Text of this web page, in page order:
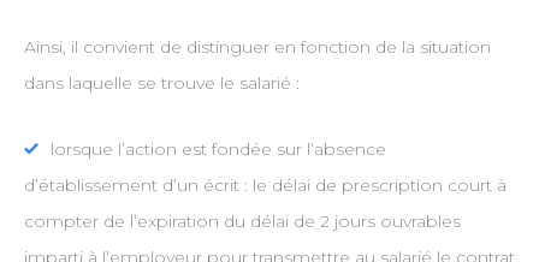
Ainsi, il convient de distinguer en fonction de la situation
dans laquelle se trouve le salarié :
lorsque l’action est fondée sur l’absence
d’établissement d’un écrit : le délai de prescription court à
compter de l’expiration du délai de 2 jours ouvrables